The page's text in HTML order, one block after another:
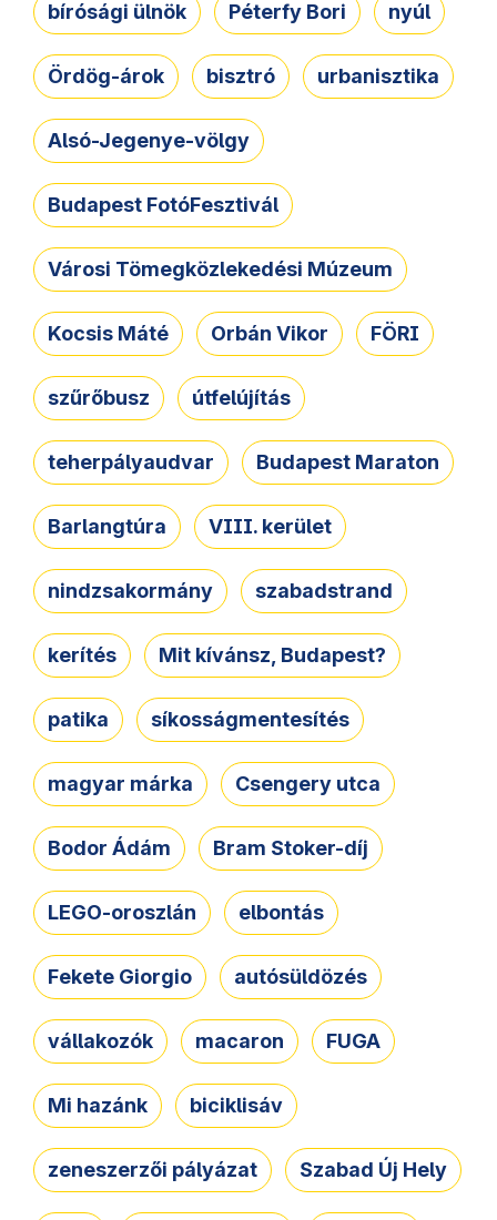
bírósági ülnök Péterfy Bori nyúl
Ördög-árok bisztró urbanisztika
Alsó-Jegenye-völgy
Budapest FotóFesztivál
Városi Tömegközlekedési Múzeum
Kocsis Máté Orbán Vikor FÖRI
szűrőbusz útfelújítás
teherpályaudvar Budapest Maraton
Barlangtúra VIII. kerület
nindzsakormány szabadstrand
kerítés Mit kívánsz, Budapest?
patika síkosságmentesítés
magyar márka Csengery utca
Bodor Ádám Bram Stoker-díj
LEGO-oroszlán elbontás
Fekete Giorgio autósüldözés
vállakozók macaron FUGA
Mi hazánk biciklisáv
zeneszerzői pályázat Szabad Új Hely